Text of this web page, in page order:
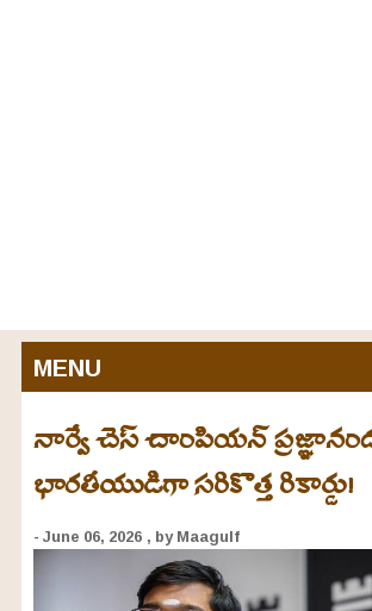
MENU
నార్వే చెస్ చాంపియన్
భారతీయుడిగా సరికొత్త రికార్డు!
- June 06, 2026 , by Maagulf